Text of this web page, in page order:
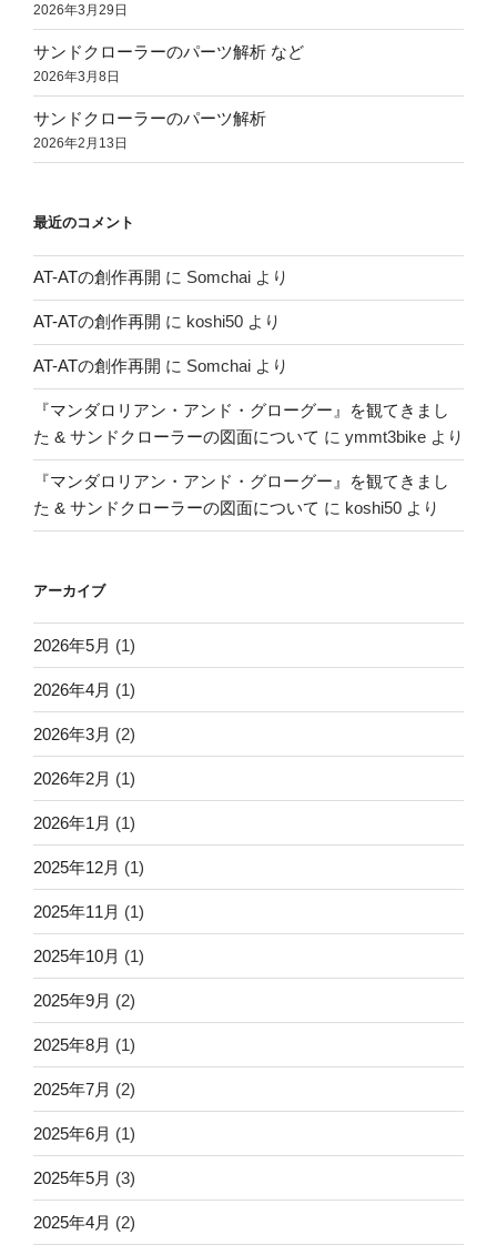
2026年3月29日
サンドクローラーのパーツ解析 など
2026年3月8日
サンドクローラーのパーツ解析
2026年2月13日
最近のコメント
AT-ATの創作再開 に Somchai より
AT-ATの創作再開 に koshi50 より
AT-ATの創作再開 に Somchai より
『マンダロリアン・アンド・グローグー』を観てきまし
た & サンドクローラーの図面について に ymmt3bike より
『マンダロリアン・アンド・グローグー』を観てきまし
た & サンドクローラーの図面について に koshi50 より
アーカイブ
2026年5月 (1)
2026年4月 (1)
2026年3月 (2)
2026年2月 (1)
2026年1月 (1)
2025年12月 (1)
2025年11月 (1)
2025年10月 (1)
2025年9月 (2)
2025年8月 (1)
2025年7月 (2)
2025年6月 (1)
2025年5月 (3)
2025年4月 (2)